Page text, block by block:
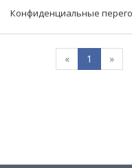
Конфиденциальные
« 1 »